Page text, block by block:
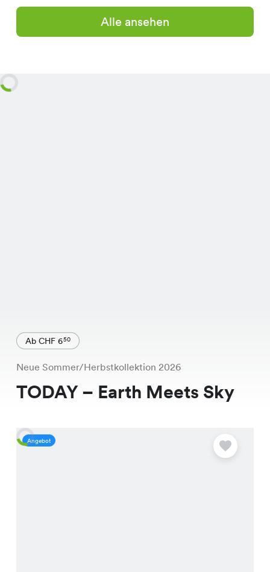
Alle ansehen
Ab CHF 650
Neue Sommer/Herbstkollektion 2026
TODAY – Earth Meets Sky
Angebot